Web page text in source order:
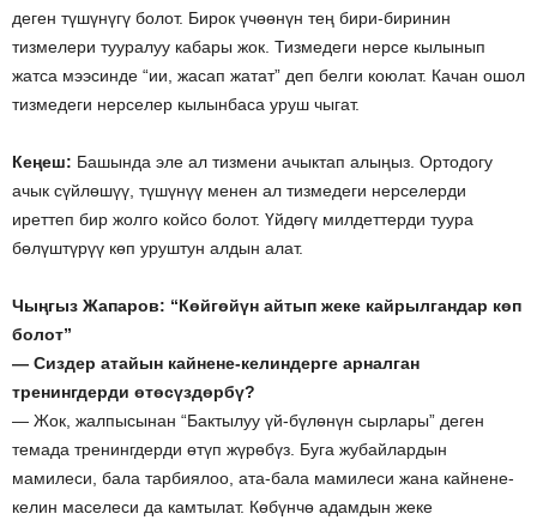
деген түшүнүгү болот. Бирок үчөөнүн тең бири-биринин
тизмелери тууралуу кабары жок. Тизмедеги нерсе кылынып
жатса мээсинде “ии, жасап жатат” деп белги коюлат. Качан ошол
тизмедеги нерселер кылынбаса уруш чыгат.
Кеңеш: Башында эле ал тизмени ачыктап алыңыз. Ортодогу
ачык сүйлөшүү, түшүнүү менен ал тизмедеги нерселерди
иреттеп бир жолго койсо болот. Үйдөгү милдеттерди туура
бөлүштүрүү көп уруштун алдын алат.
Чыңгыз Жапаров: “Көйгөйүн айтып жеке кайрылгандар көп
болот”
— Сиздер атайын кайнене-келиндерге арналган
тренингдерди өтөсүздөрбү?
— Жок, жалпысынан “Бактылуу үй-бүлөнүн сырлары” деген
темада тренингдерди өтүп жүрөбүз. Буга жубайлардын
мамилеси, бала тарбиялоо, ата-бала мамилеси жана кайнене-
келин маселеси да камтылат. Көбүнчө адамдын жеке